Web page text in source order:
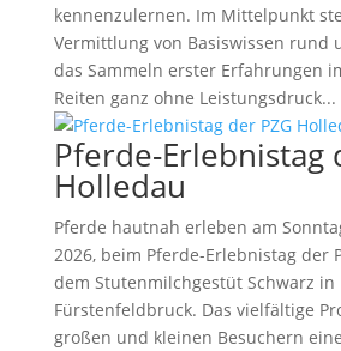
kennenzulernen. Im Mittelpunkt
Vermittlung von Basiswissen rund
das Sammeln erster Erfahrungen
Reiten ganz ohne Leistungsdruck...
Pferde-Erlebnistag
Holledau
Pferde hautnah erleben am
2026, beim Pferde-Erlebnistag der
dem Stutenmilchgestüt Schwarz
Fürstenfeldbruck. Das vielfältige
großen und kleinen Besuchern